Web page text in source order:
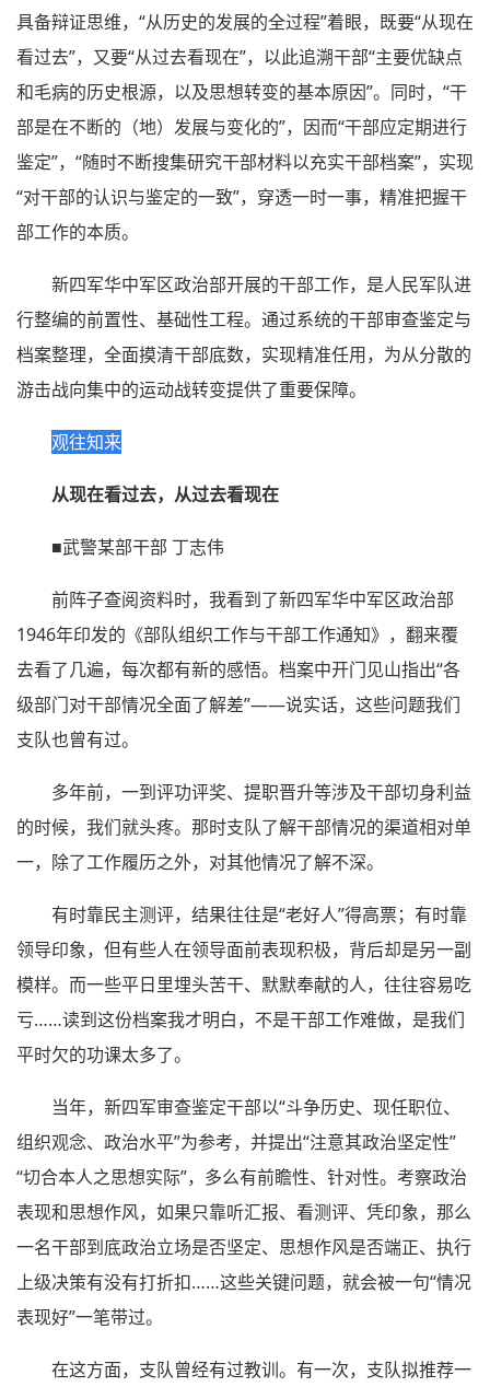
具备辩证思维，“从历史的发展的全过程”着眼，既要“从现在
看过去”，又要“从过去看现在”，以此追溯干部“主要优缺点
和毛病的历史根源，以及思想转变的基本原因”。同时，“干
部是在不断的（地）发展与变化的”，因而“干部应定期进行
鉴定”，“随时不断搜集研究干部材料以充实干部档案”，实现
“对干部的认识与鉴定的一致”，穿透一时一事，精准把握干
部工作的本质。
新四军华中军区政治部开展的干部工作，是人民军队进
行整编的前置性、基础性工程。通过系统的干部审查鉴定与
档案整理，全面摸清干部底数，实现精准任用，为从分散的
游击战向集中的运动战转变提供了重要保障。
观往知来
从现在看过去，从过去看现在
■武警某部干部 丁志伟
前阵子查阅资料时，我看到了新四军华中军区政治部
1946年印发的《部队组织工作与干部工作通知》，翻来覆
去看了几遍，每次都有新的感悟。档案中开门见山指出“各
级部门对干部情况全面了解差”——说实话，这些问题我们
支队也曾有过。
多年前，一到评功评奖、提职晋升等涉及干部切身利益
的时候，我们就头疼。那时支队了解干部情况的渠道相对单
一，除了工作履历之外，对其他情况了解不深。
有时靠民主测评，结果往往是“老好人”得高票；有时靠
领导印象，但有些人在领导面前表现积极，背后却是另一副
模样。而一些平日里埋头苦干、默默奉献的人，往往容易吃
亏……读到这份档案我才明白，不是干部工作难做，是我们
平时欠的功课太多了。
当年，新四军审查鉴定干部以“斗争历史、现任职位、
组织观念、政治水平”为参考，并提出“注意其政治坚定性”
“切合本人之思想实际”，多么有前瞻性、针对性。考察政治
表现和思想作风，如果只靠听汇报、看测评、凭印象，那么
一名干部到底政治立场是否坚定、思想作风是否端正、执行
上级决策有没有打折扣……这些关键问题，就会被一句“情况
表现好”一笔带过。
在这方面，支队曾经有过教训。有一次，支队拟推荐一